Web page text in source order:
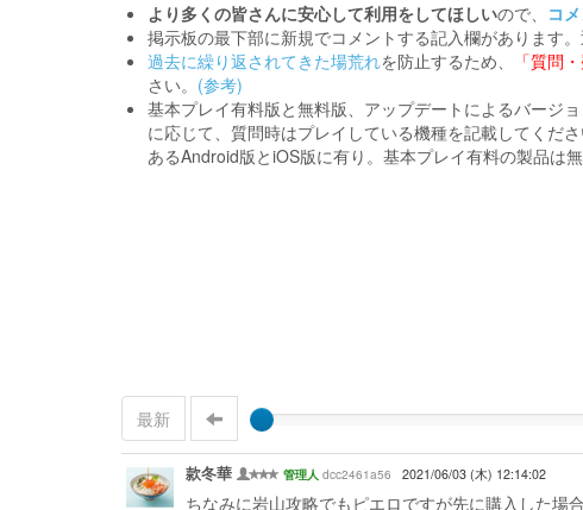
より多くの皆さんに安心して利用をしてほしいので、 コ
掲示板の最下部に新規でコメントする記入欄があります
過去に繰り返されてきた場荒れを防止するため、 「質問
さい。 (参考)
基本プレイ有料版と無料版、アップデートによるバージ
に応じて、質問時はプレイしている機種を記載してくだ
あるAndroid版とiOS版に有り。基本プレイ有料の製品は無
最新
款冬華 管理人 dcc2461a56 2021/06/03 (木) 12:14:02
ちなみに岩山攻略でもピエロですが先に購入した